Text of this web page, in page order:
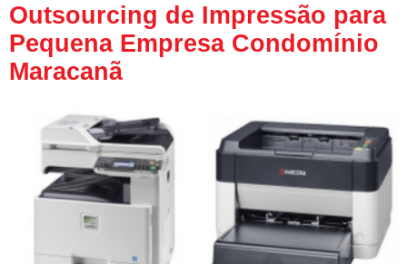
Outsourcing de Impressão para
Pequena Empresa Condomínio
Maracanã